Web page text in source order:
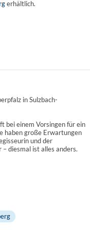
erhältlich.
in Sulzbach-
bei einem Vorsingen für ein
haben große Erwartungen
und der
diesmal ist alles anders.